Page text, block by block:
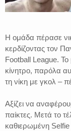
Η ομάδα πέρασε
κερδίζοντας τον
Football League. Το
κίνητρο, παρόλα
τη νίκη με γκολ –
Αξίζει να
παίκτες. Μετά το
καθιερωμένη